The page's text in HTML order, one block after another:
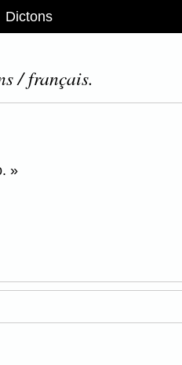
Dictons
/ français.